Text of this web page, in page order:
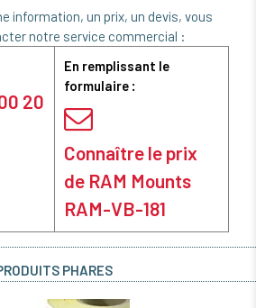
information, un prix, un devis, vous
notre service commercial :
20
En remplissant le
formulaire :
Connaître le prix
de RAM Mounts
RAM-VB-181
PHARES